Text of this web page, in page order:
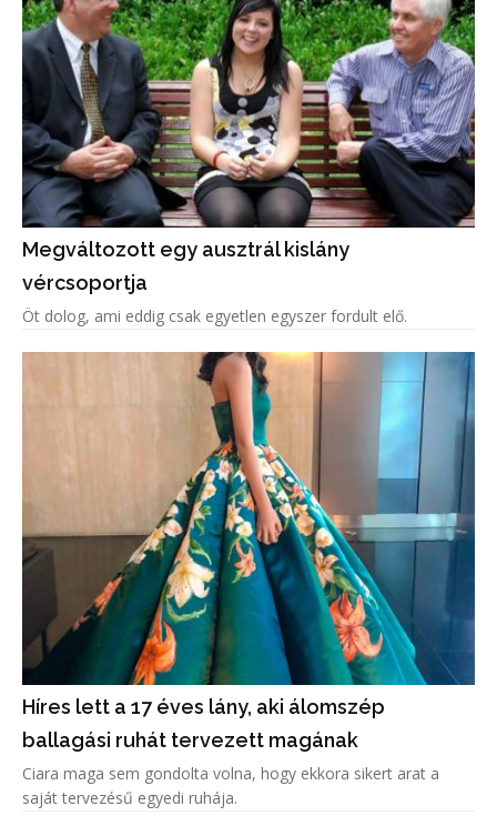
Megváltozott egy ausztrál kislány
vércsoportja
Öt dolog, ami eddig csak egyetlen egyszer fordult elő.
Híres lett a 17 éves lány, aki álomszép
ballagási ruhát tervezett magának
Ciara maga sem gondolta volna, hogy ekkora sikert arat a
saját tervezésű egyedi ruhája.